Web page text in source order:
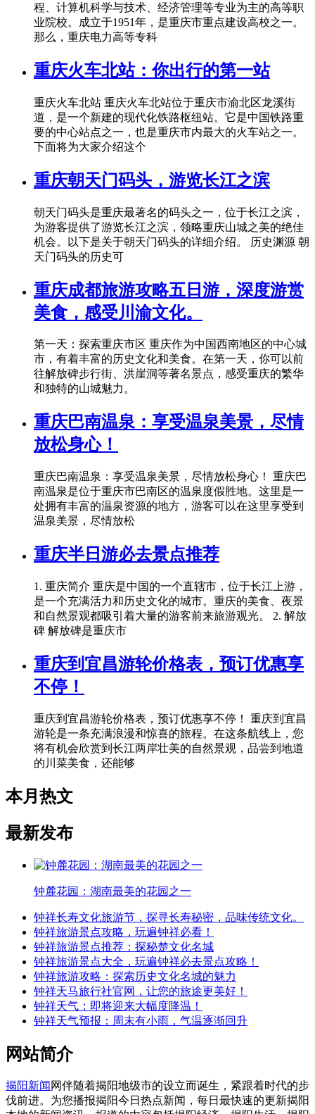
程、计算机科学与技术、经济管理等专业为主的高等职
业院校。成立于1951年，是重庆市重点建设高校之一。
那么，重庆电力高等专科
重庆火车北站：你出行的第一站
重庆火车北站 重庆火车北站位于重庆市渝北区龙溪街
道，是一个新建的现代化铁路枢纽站。它是中国铁路重
要的中心站点之一，也是重庆市内最大的火车站之一。
下面将为大家介绍这个
重庆朝天门码头，游览长江之滨
朝天门码头是重庆最著名的码头之一，位于长江之滨，
为游客提供了游览长江之滨，领略重庆山城之美的绝佳
机会。以下是关于朝天门码头的详细介绍。 历史渊源 朝
天门码头的历史可
重庆成都旅游攻略五日游，深度游赏
美食，感受川渝文化。
第一天：探索重庆市区 重庆作为中国西南地区的中心城
市，有着丰富的历史文化和美食。在第一天，你可以前
往解放碑步行街、洪崖洞等著名景点，感受重庆的繁华
和独特的山城魅力。
重庆巴南温泉：享受温泉美景，尽情
放松身心！
重庆巴南温泉：享受温泉美景，尽情放松身心！ 重庆巴
南温泉是位于重庆市巴南区的温泉度假胜地。这里是一
处拥有丰富的温泉资源的地方，游客可以在这里享受到
温泉美景，尽情放松
重庆半日游必去景点推荐
1. 重庆简介 重庆是中国的一个直辖市，位于长江上游，
是一个充满活力和历史文化的城市。重庆的美食、夜景
和自然景观都吸引着大量的游客前来旅游观光。 2. 解放
碑 解放碑是重庆市
重庆到宜昌游轮价格表，预订优惠享
不停！
重庆到宜昌游轮价格表，预订优惠享不停！ 重庆到宜昌
游轮是一条充满浪漫和惊喜的旅程。在这条航线上，您
将有机会欣赏到长江两岸壮美的自然景观，品尝到地道
的川菜美食，还能够
本月热文
最新发布
钟麓花园：湖南最美的花园之一
钟祥长寿文化旅游节，探寻长寿秘密，品味传统文化。
钟祥旅游景点攻略，玩遍钟祥必看！
钟祥旅游景点推荐：探秘楚文化名城
钟祥旅游景点大全，玩遍钟祥必去景点攻略！
钟祥旅游攻略：探索历史文化名城的魅力
钟祥天马旅行社官网，让您的旅途更美好！
钟祥天气：即将迎来大幅度降温！
钟祥天气预报：周末有小雨，气温逐渐回升
网站简介
揭阳新闻 网伴随着揭阳地级市的设立而诞生，紧跟着时代的步
伐前进。为您播报揭阳今日热点新闻，每日最快速的更新揭阳